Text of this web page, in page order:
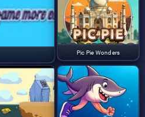
Pic Pie Wonders